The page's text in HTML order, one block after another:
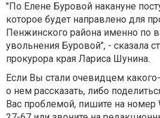
"По Елене Буровой накануне
которое будет направлено для
Пенжинского района именно по
увольнения Буровой", - сказала
прокурора края Лариса Шунина.
Если Вы стали очевидцем
о нем рассказать, либо
Вас проблемой, пишите на номер